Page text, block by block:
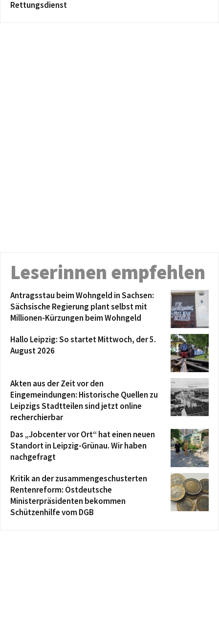
Rettungsdienst
Leserinnen empfehlen
Antragsstau beim Wohngeld in Sachsen:
Sächsische Regierung plant selbst mit
Millionen-Kürzungen beim Wohngeld
Hallo Leipzig: So startet Mittwoch, der 5.
August 2026
Akten aus der Zeit vor den
Eingemeindungen: Historische Quellen zu
Leipzigs Stadtteilen sind jetzt online
recherchierbar
Das „Jobcenter vor Ort“ hat einen neuen
Standort in Leipzig-Grünau. Wir haben
nachgefragt
Kritik an der zusammengeschusterten
Rentenreform: Ostdeutsche
Ministerpräsidenten bekommen
Schützenhilfe vom DGB